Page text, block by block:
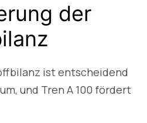
der
ist entscheidend
und Tren A 100 fördert